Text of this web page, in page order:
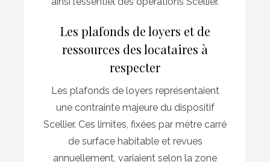
Les plafonds de loyers et de
ressources des locataires à
respecter
Les plafonds de loyers représentaient
une contrainte majeure du dispositif
Scellier. Ces limites, fixées par mètre carré
de surface habitable et revues
annuellement, variaient selon la zone